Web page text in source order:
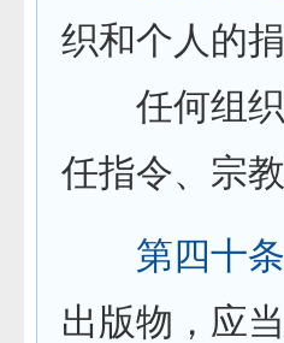
织和个人的
任何组织
任指令、宗
第四十条
出版物，应